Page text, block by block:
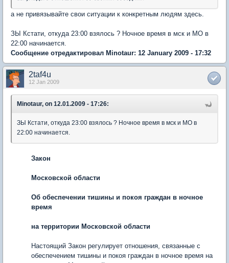
а не привязывайте свои ситуации к конкретным людям здесь.
ЗЫ Кстати, откуда 23:00 взялось ? Ночное время в мск и МО в
22:00 начинается.
Сообщение отредактировал Minotaur: 12 January 2009 - 17:32
2taf4u
12 Jan 2009
Minotaur, on 12.01.2009 - 17:26:
ЗЫ Кстати, откуда 23:00 взялось ? Ночное время в мск и МО в
22:00 начинается.
Закон
Московской области
Об обеспечении тишины и покоя граждан в ночное
время
на территории Московской области
Настоящий Закон регулирует отношения, связанные с
обеспечением тишины и покоя граждан в ночное время на